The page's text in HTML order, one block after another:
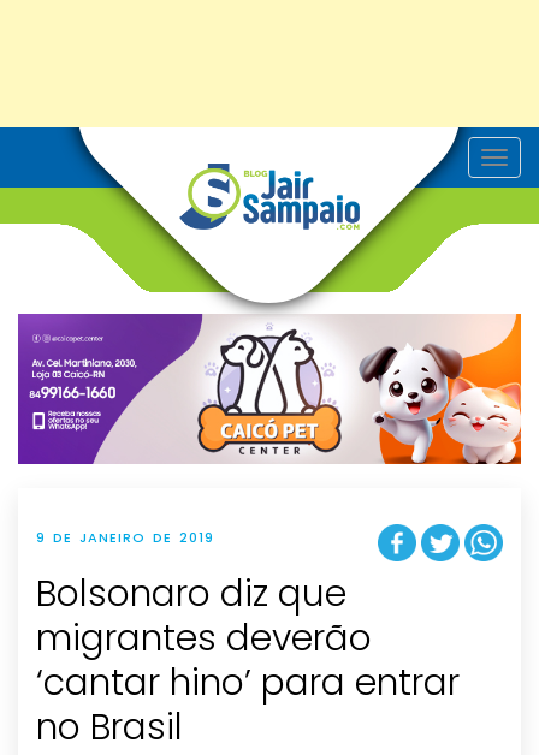
T
o
v
g
t
i
o
n
9 DE JANEIRO DE 2019
Bolsonaro diz que
migrantes deverão
‘cantar hino’ para entrar
no Brasil